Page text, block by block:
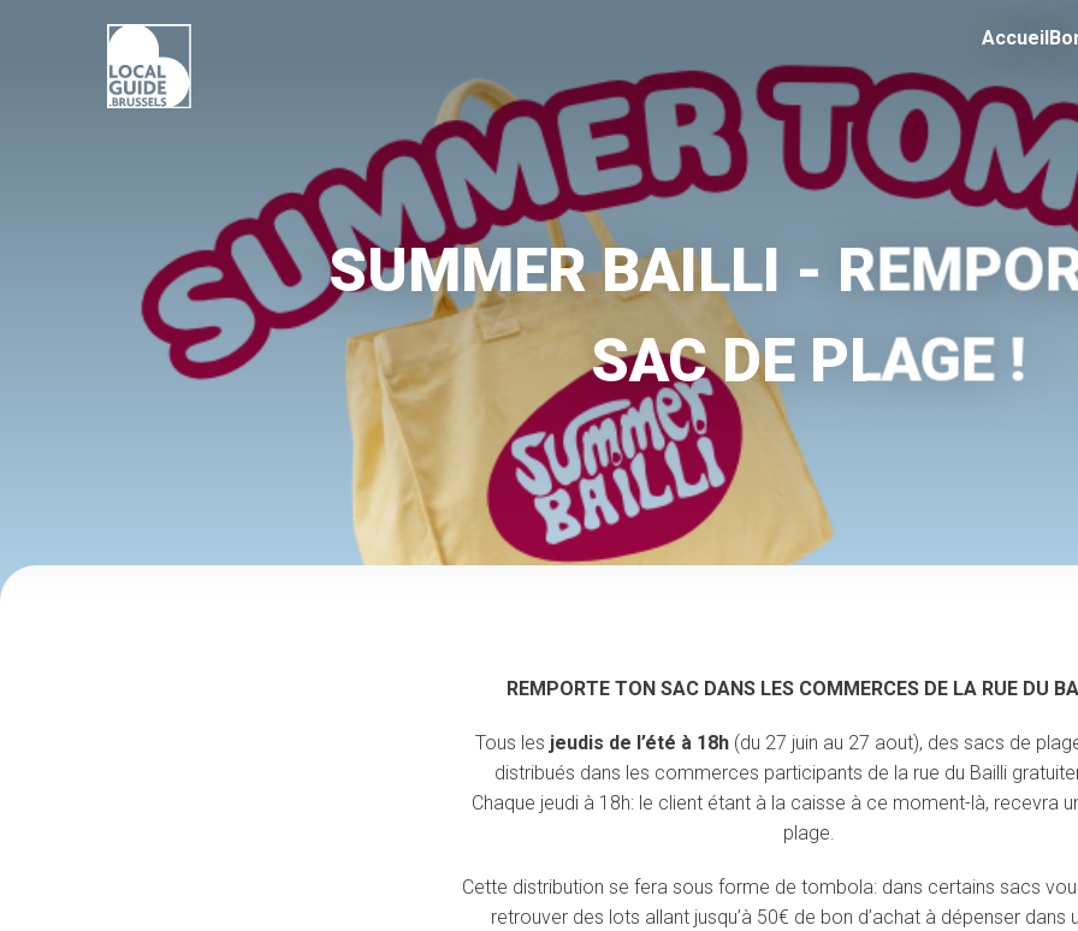
Accueil
SUMMER BAILLI -
SAC DE PLAGE !
REMPORTE TON SAC DANS LES COMMERCES DE LA RUE DU
Tous les jeudis de l’été à 18h (du 27 juin au 27 aout), des sacs de
distribués dans les commerces participants de la rue du Bailli
Chaque jeudi à 18h: le client étant à la caisse à ce moment-là, recevra
plage.
Cette distribution se fera sous forme de tombola: dans certains sacs
retrouver des lots allant jusqu’à 50€ de bon d’achat à dépenser dans